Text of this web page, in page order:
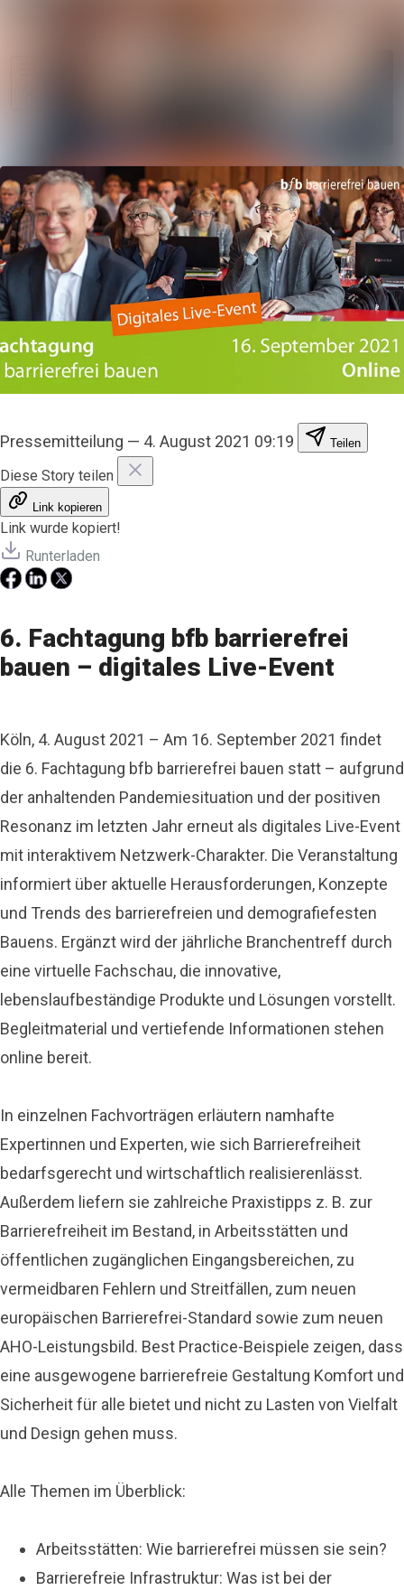
Pressemitteilung — 4. August 2021 09:19 Teilen
Diese Story teilen
Link kopieren
Link wurde kopiert!
Runterladen
6. Fachtagung bfb barrierefrei
bauen – digitales Live-Event
Köln, 4. August 2021 – Am 16. September 2021 findet
die 6. Fachtagung bfb barrierefrei bauen statt – aufgrund
der anhaltenden Pandemiesituation und der positiven
Resonanz im letzten Jahr erneut als digitales Live-Event
mit interaktivem Netzwerk-Charakter. Die Veranstaltung
informiert über aktuelle Herausforderungen, Konzepte
und Trends des barrierefreien und demografiefesten
Bauens. Ergänzt wird der jährliche Branchentreff durch
eine virtuelle Fachschau, die innovative,
lebenslaufbeständige Produkte und Lösungen vorstellt.
Begleitmaterial und vertiefende Informationen stehen
online bereit.
In einzelnen Fachvorträgen erläutern namhafte
Expertinnen und Experten, wie sich Barrierefreiheit
bedarfsgerecht und wirtschaftlich realisierenlässt.
Außerdem liefern sie zahlreiche Praxistipps z. B. zur
Barrierefreiheit im Bestand, in Arbeitsstätten und
öffentlichen zugänglichen Eingangsbereichen, zu
vermeidbaren Fehlern und Streitfällen, zum neuen
europäischen Barrierefrei-Standard sowie zum neuen
AHO-Leistungsbild. Best Practice-Beispiele zeigen, dass
eine ausgewogene barrierefreie Gestaltung Komfort und
Sicherheit für alle bietet und nicht zu Lasten von Vielfalt
und Design gehen muss.
Alle Themen im Überblick:
Arbeitsstätten: Wie barrierefrei müssen sie sein?
Barrierefreie Infrastruktur: Was ist bei der